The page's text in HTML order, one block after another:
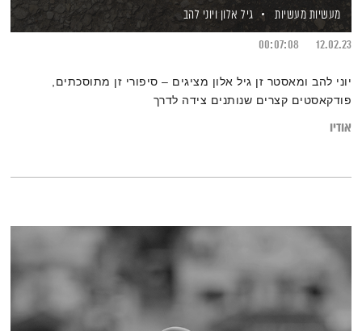
מעשיות מעשיות
גיל אלוןויוני להב
12.02.23
00:07:08
יוני להב ומאסטר זן גיל אלון מציגים – סיפורי זן מתוסכתים,
פודקאסטים קצרים שנותנים צידה לדרך
אודיו